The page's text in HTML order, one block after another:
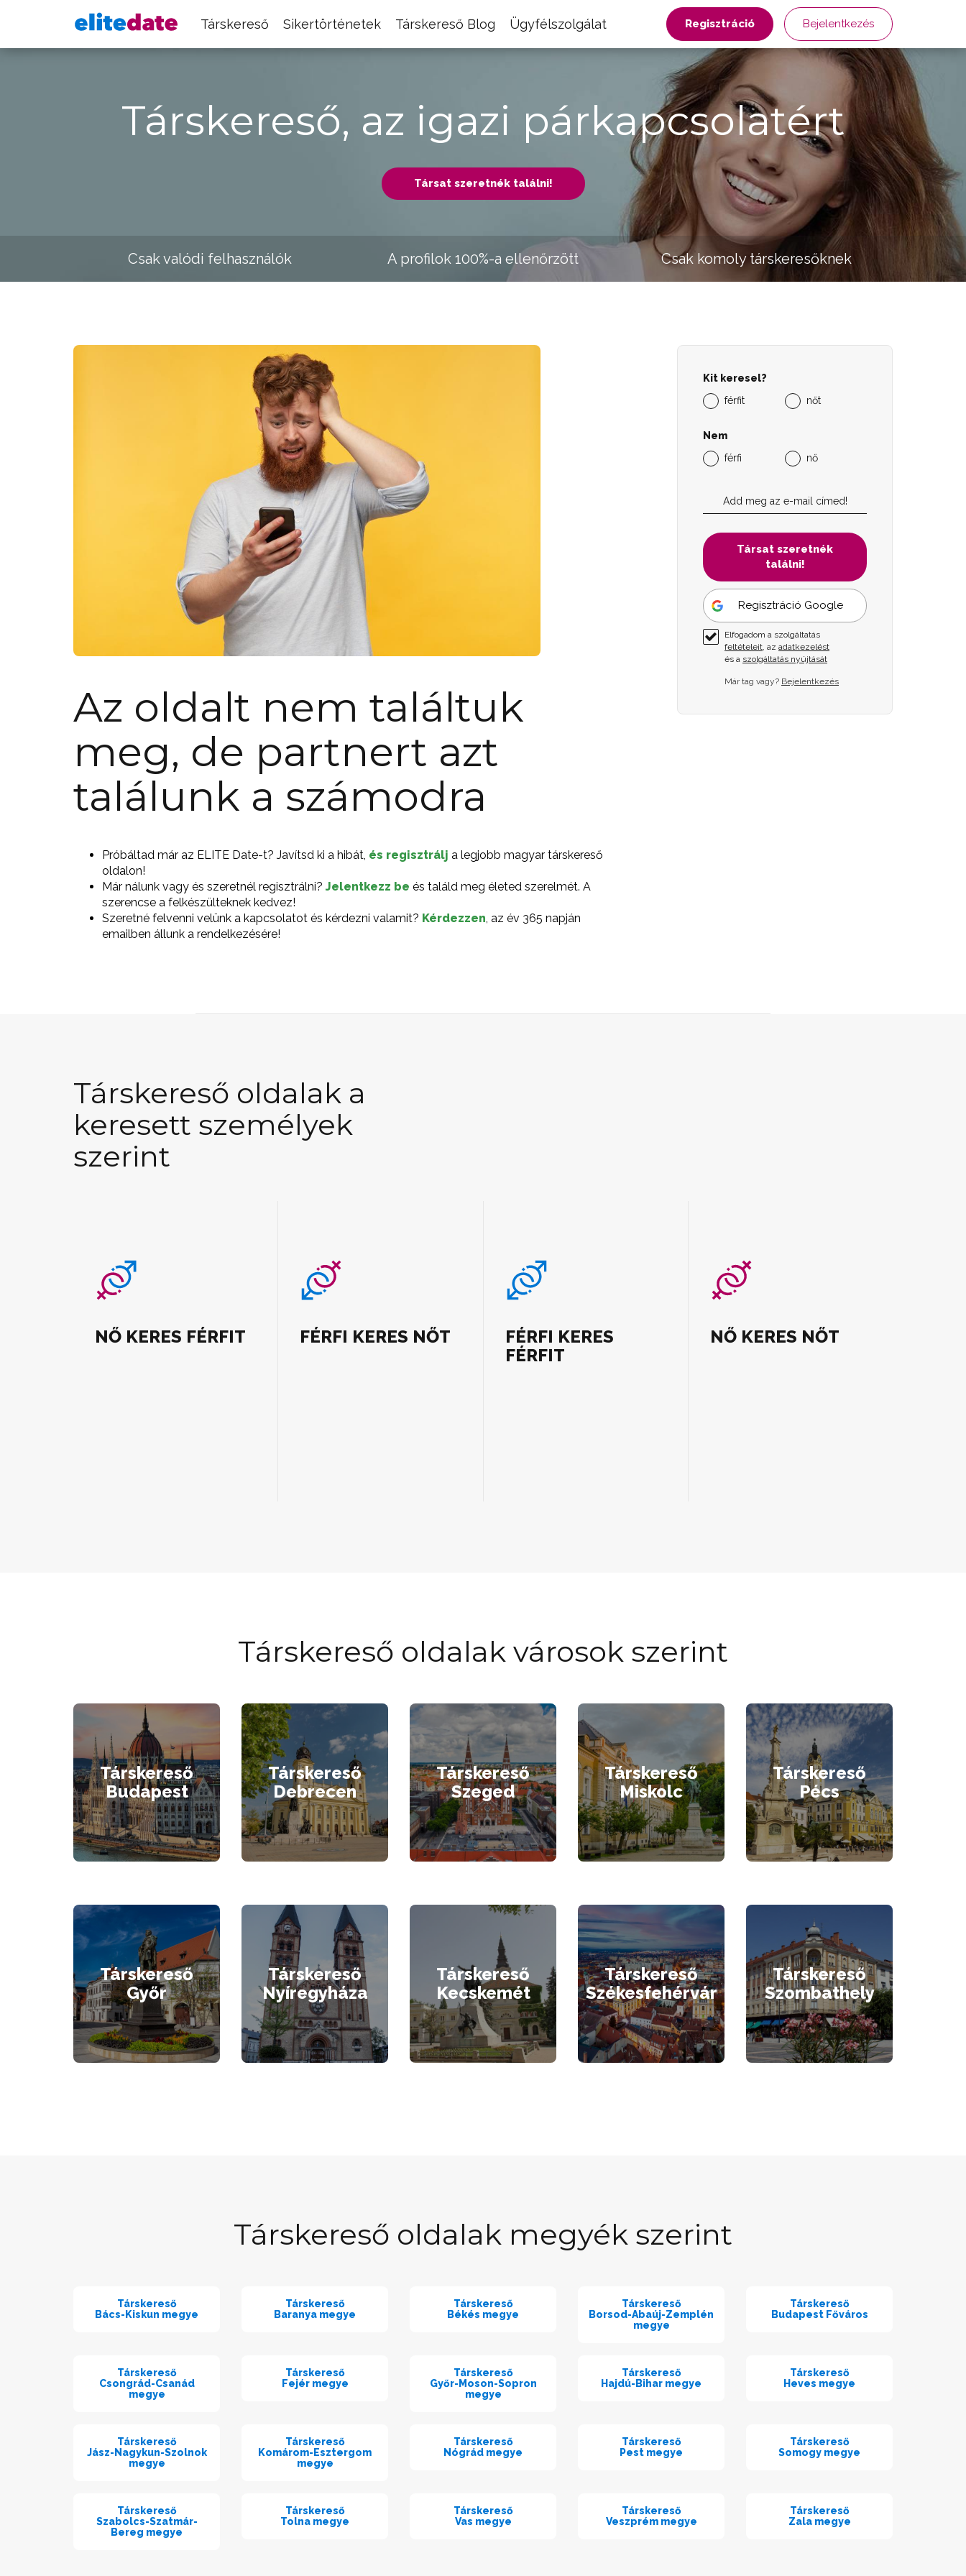
Társkereső Sikertörténetek Társkereső Blog Ügyfélszolgálat Regisztráció Bejelentkezés
Társkereső, az igazi párkapcsolatért
Társat szeretnék találni!
Csak valódi felhasználók A profilok 100%-a ellenőrzött Csak komoly társkeresőknek
Az oldalt nem találtuk
meg, de partnert azt
találunk a számodra
Próbáltad már az ELITE Date-t? Javítsd ki a hibát, és regisztrálj a legjobb magyar társkereső
oldalon!
Már nálunk vagy és szeretnél regisztrálni? Jelentkezz be és találd meg életed szerelmét. A
szerencse a felkészülteknek kedvez!
Szeretné felvenni velünk a kapcsolatot és kérdezni valamit? Kérdezzen, az év 365 napján
emailben állunk a rendelkezésére!
Kit keresel?
férfit
nőt
Nem
férfi
nő
Társat szeretnék
találni!
Regisztráció Google
Elfogadom a szolgáltatás
feltételeit, az adatkezelést
és a szolgáltatás nyújtását
Már tag vagy? Bejelentkezés
Társkereső oldalak a
keresett személyek
szerint
NŐ KERES FÉRFIT FÉRFI KERES NŐT
FÉRFI KERES
FÉRFIT
NŐ KERES NŐT
Társkereső oldalak városok szerint
Társkereső
Budapest
Társkereső
Debrecen
Társkereső
Szeged
Társkereső
Miskolc
Társkereső
Pécs
Társkereső
Győr
Társkereső
Nyíregyháza
Társkereső
Kecskemét
Társkereső
Székesfehérvár
Társkereső
Szombathely
Társkereső oldalak megyék szerint
Társkereső
Bács-Kiskun megye
Társkereső
Baranya megye
Társkereső
Békés megye
Társkereső
Borsod-Abaúj-Zemplén
megye
Társkereső
Budapest Főváros
Társkereső
Csongrád-Csanád
megye
Társkereső
Fejér megye
Társkereső
Győr-Moson-Sopron
megye
Társkereső
Hajdú-Bihar megye
Társkereső
Heves megye
Társkereső
Jász-Nagykun-Szolnok
megye
Társkereső
Komárom-Esztergom
megye
Társkereső
Nógrád megye
Társkereső
Pest megye
Társkereső
Somogy megye
Társkereső
Szabolcs-Szatmár-
Bereg megye
Társkereső
Tolna megye
Társkereső
Vas megye
Társkereső
Veszprém megye
Társkereső
Zala megye